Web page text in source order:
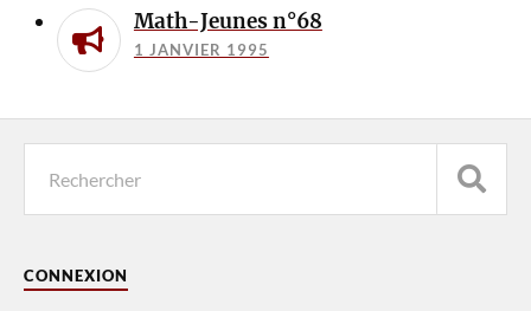
Math-Jeunes n°68
1 JANVIER 1995
CONNEXION